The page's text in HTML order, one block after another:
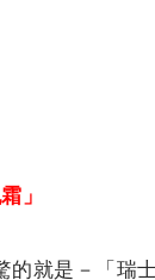
」
的就是－「瑞